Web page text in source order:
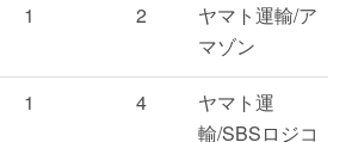
1 2
ヤマト運輸/ア
マゾン
1 4
ヤマト運
輸/SBSロジコ